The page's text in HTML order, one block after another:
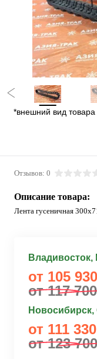
*внешний вид товара
Отзывов: 0
Описание товара:
Лента гусеничная
Владивосток,
от 105
от 117
от 111
от 123